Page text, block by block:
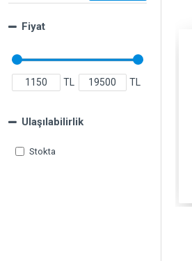
Fiyat
TL TL
Ulaşılabilirlik
Stokta